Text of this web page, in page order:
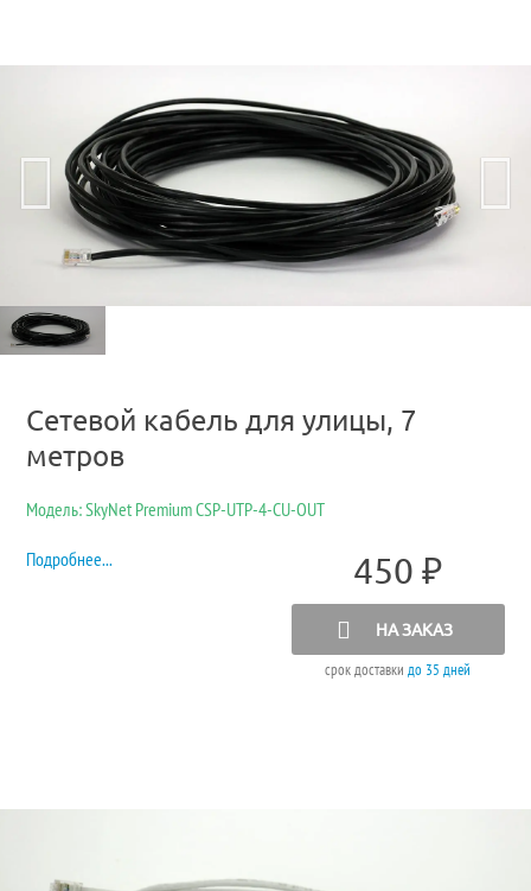
Сетевой кабель для улицы, 7
метров
Модель: SkyNet Premium CSP-UTP-4-CU-OUT
Подробнее... 450 ₽
НА ЗАКАЗ
срок доставкидо 35 дней